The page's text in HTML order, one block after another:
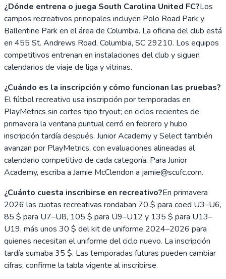
¿Dónde entrena o juega South Carolina United FC?Los
campos recreativos principales incluyen Polo Road Park y
Ballentine Park en el área de Columbia. La oficina del club está
en 455 St. Andrews Road, Columbia, SC 29210. Los equipos
competitivos entrenan en instalaciones del club y siguen
calendarios de viaje de liga y vitrinas.
¿Cuándo es la inscripción y cómo funcionan las pruebas?
El fútbol recreativo usa inscripción por temporadas en
PlayMetrics sin cortes tipo tryout; en ciclos recientes de
primavera la ventana puntual cerró en febrero y hubo
inscripción tardía después. Junior Academy y Select también
avanzan por PlayMetrics, con evaluaciones alineadas al
calendario competitivo de cada categoría. Para Junior
Academy, escriba a Jamie McClendon a jamie@scufc.com.
¿Cuánto cuesta inscribirse en recreativo?En primavera
2026 las cuotas recreativas rondaban 70 $ para coed U3–U6,
85 $ para U7–U8, 105 $ para U9–U12 y 135 $ para U13–
U19, más unos 30 $ del kit de uniforme 2024–2026 para
quienes necesitan el uniforme del ciclo nuevo. La inscripción
tardía sumaba 35 $. Las temporadas futuras pueden cambiar
cifras; confirme la tabla vigente al inscribirse.